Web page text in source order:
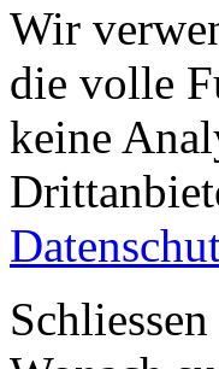
Wir
die volle
keine
Schliessen